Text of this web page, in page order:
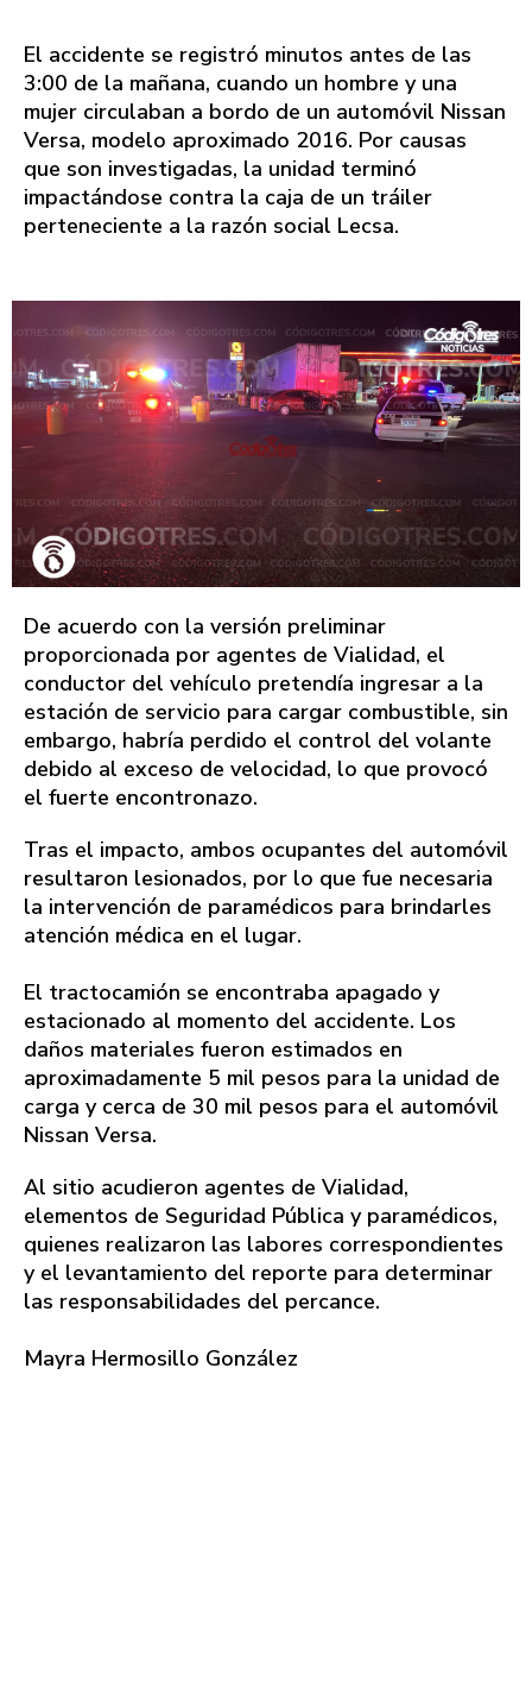
El accidente se registró minutos antes de las
3:00 de la mañana, cuando un hombre y una
mujer circulaban a bordo de un automóvil Nissan
Versa, modelo aproximado 2016. Por causas
que son investigadas, la unidad terminó
impactándose contra la caja de un tráiler
perteneciente a la razón social Lecsa.
De acuerdo con la versión preliminar
proporcionada por agentes de Vialidad, el
conductor del vehículo pretendía ingresar a la
estación de servicio para cargar combustible, sin
embargo, habría perdido el control del volante
debido al exceso de velocidad, lo que provocó
el fuerte encontronazo.
Tras el impacto, ambos ocupantes del automóvil
resultaron lesionados, por lo que fue necesaria
la intervención de paramédicos para brindarles
atención médica en el lugar.
El tractocamión se encontraba apagado y
estacionado al momento del accidente. Los
daños materiales fueron estimados en
aproximadamente 5 mil pesos para la unidad de
carga y cerca de 30 mil pesos para el automóvil
Nissan Versa.
Al sitio acudieron agentes de Vialidad,
elementos de Seguridad Pública y paramédicos,
quienes realizaron las labores correspondientes
y el levantamiento del reporte para determinar
las responsabilidades del percance.
Mayra Hermosillo González